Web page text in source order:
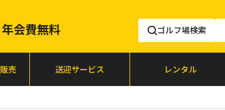
会費無料 ゴルフ場検索
売 送迎サービス レンタル